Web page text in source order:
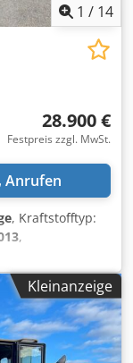
1 / 14
28.900 €
Festpreis zzgl. MwSt.
Anrufen
, Kraftstofftyp:
,
Sonstige, *
...Kleinanzeige